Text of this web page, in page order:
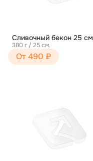
Сливочный бекон 25 см
380 г / 25 см.
От 490 ₽